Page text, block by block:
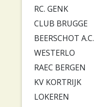
RC. GENK
CLUB BRUGGE
BEERSCHOT A.C.
WESTERLO
RAEC BERGEN
KV KORTRIJK
LOKEREN